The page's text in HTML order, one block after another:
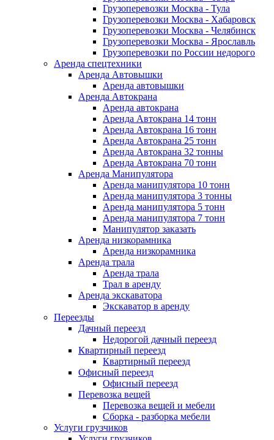
Грузоперевозки Москва - Тула
Грузоперевозки Москва - Хабаровск
Грузоперевозки Москва - Челябинск
Грузоперевозки Москва - Ярославль
Грузоперевозки по России недорого
Аренда спецтехники
Аренда Автовышки
Аренда автовышки
Аренда Автокрана
Аренда автокрана
Аренда Автокрана 14 тонн
Аренда Автокрана 16 тонн
Аренда Автокрана 25 тонн
Аренда Автокрана 32 тонны
Аренда Автокрана 70 тонн
Аренда Манипулятора
Аренда манипулятора 10 тонн
Аренда манипулятора 3 тонны
Аренда манипулятора 5 тонн
Аренда манипулятора 7 тонн
Манипулятор заказать
Аренда низкорамника
Аренда низкорамника
Аренда трала
Аренда трала
Трал в аренду
Аренда экскаватора
Экскаватор в аренду
Переезды
Дачный переезд
Недорогой дачный переезд
Квартирный переезд
Квартирный переезд
Офисный переезд
Офисный переезд
Перевозка вещей
Перевозка вещей и мебели
Сборка - разборка мебели
Услуги грузчиков